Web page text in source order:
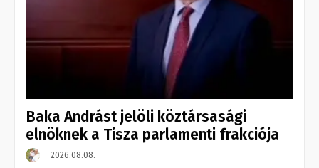
Baka Andrást jelöli köztársasági
elnöknek a Tisza parlamenti frakciója
2026.08.08.